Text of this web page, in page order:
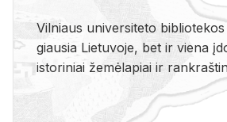
Vil­niaus uni­ver­si­te­to
giau­sia Lie­tu­vo­je, bet ir vie­na
is­to­ri­niai že­mė­la­piai ir